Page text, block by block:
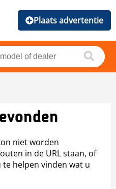
Plaats advertentie
niet worden
in de URL staan, of
helpen vinden wat u